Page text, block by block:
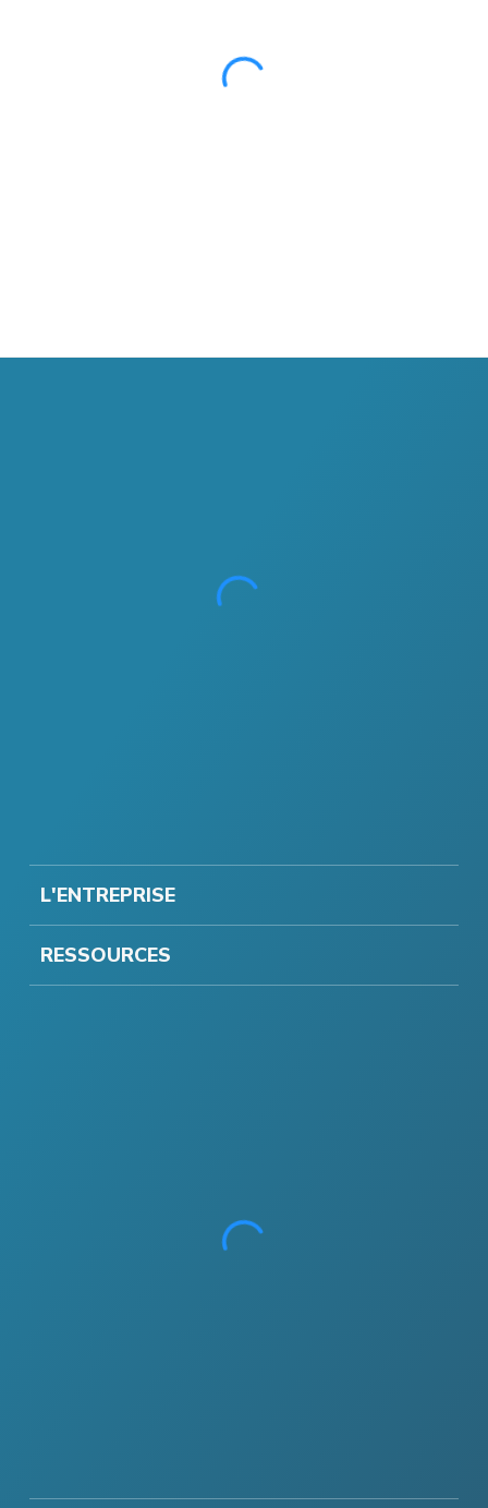
L'ENTREPRISE
RESSOURCES